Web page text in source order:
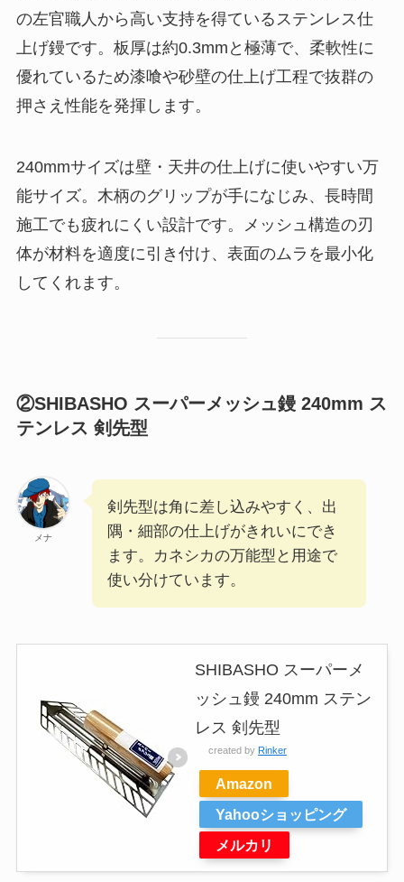
の左官職人から高い支持を得ているステンレス仕
上げ鏝です。板厚は約0.3mmと極薄で、柔軟性に
優れているため漆喰や砂壁の仕上げ工程で抜群の
押さえ性能を発揮します。
240mmサイズは壁・天井の仕上げに使いやすい万
能サイズ。木柄のグリップが手になじみ、長時間
施工でも疲れにくい設計です。メッシュ構造の刃
体が材料を適度に引き付け、表面のムラを最小化
してくれます。
②SHIBASHO スーパーメッシュ鏝 240mm ス
テンレス 剣先型
メナ
剣先型は角に差し込みやすく、出
隅・細部の仕上げがきれいにでき
ます。カネシカの万能型と用途で
使い分けています。
SHIBASHO スーパーメ
ッシュ鏝 240mm ステン
レス 剣先型
created by Rinker
Amazon
Yahooショッピング
メルカリ